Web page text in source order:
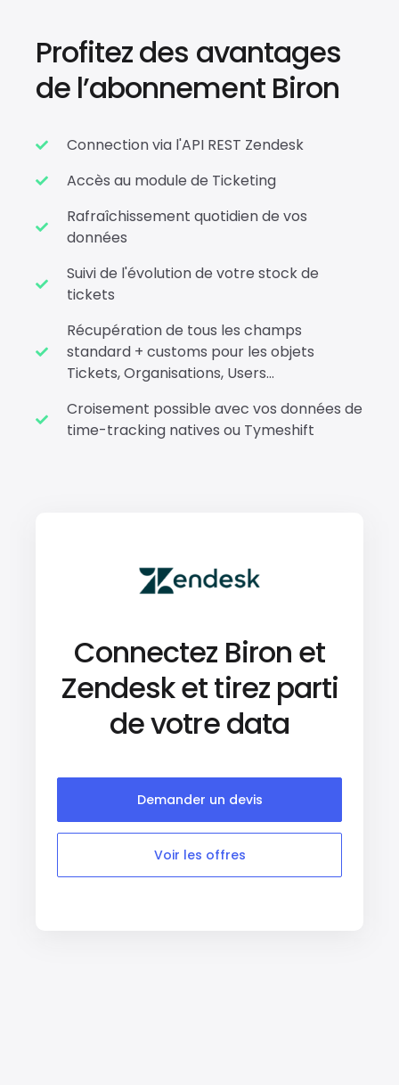
Profitez des avantages
de l’abonnement Biron
Connection via l'API REST Zendesk
Accès au module de Ticketing
Rafraîchissement quotidien de vos
données
Suivi de l'évolution de votre stock de
tickets
Récupération de tous les champs
standard + customs pour les objets
Tickets, Organisations, Users...
Croisement possible avec vos données de
time-tracking natives ou Tymeshift
Connectez Biron et
Zendesk et tirez parti
de votre data
Demander un devis
Voir les offres